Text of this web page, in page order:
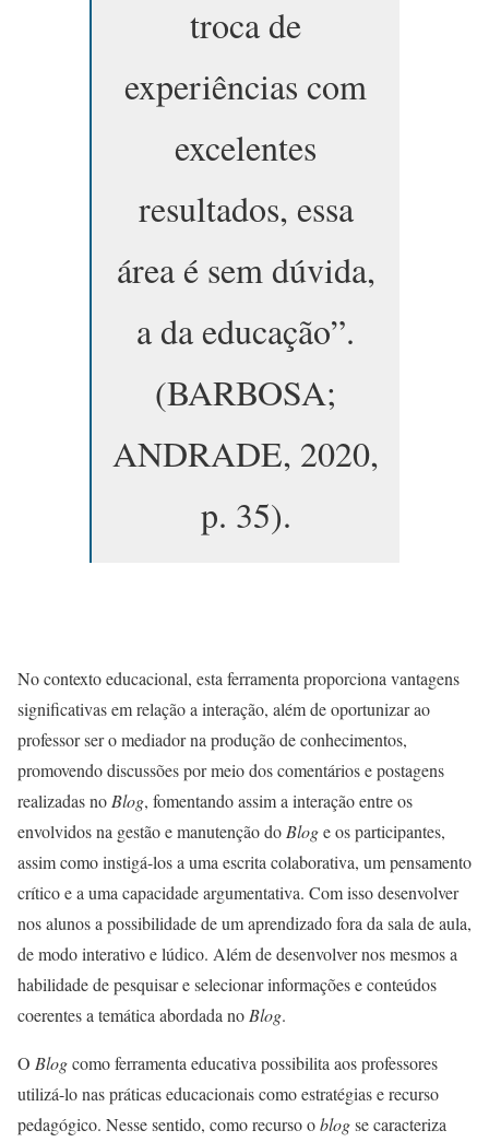
troca de
experiências com
excelentes
resultados, essa
área é sem dúvida,
a da educação”.
(BARBOSA;
ANDRADE, 2020,
p. 35).
No contexto educacional, esta ferramenta proporciona vantagens
significativas em relação a interação, além de oportunizar ao
professor ser o mediador na produção de conhecimentos,
promovendo discussões por meio dos comentários e postagens
realizadas no Blog, fomentando assim a interação entre os
envolvidos na gestão e manutenção do Bloge os participantes,
assim como instigá-los a uma escrita colaborativa, um pensamento
crítico e a uma capacidade argumentativa. Com isso desenvolver
nos alunos a possibilidade de um aprendizado fora da sala de aula,
de modo interativo e lúdico. Além de desenvolver nos mesmos a
habilidade de pesquisar e selecionar informações e conteúdos
coerentes a temática abordada no Blog.
O Blogcomo ferramenta educativa possibilita aos professores
utilizá-lo nas práticas educacionais como estratégias e recurso
pedagógico. Nesse sentido, como recurso oblogse caracteriza